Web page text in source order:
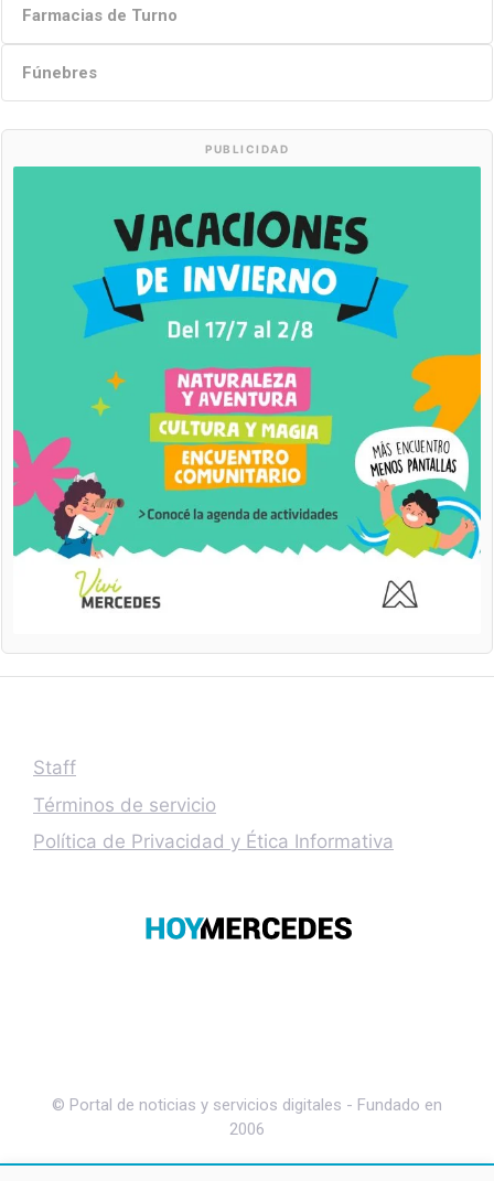
Farmacias de Turno
Fúnebres
PUBLICIDAD
Staff
Términos de servicio
Política de Privacidad y Ética Informativa
© Portal de noticias y servicios digitales - Fundado en
2006